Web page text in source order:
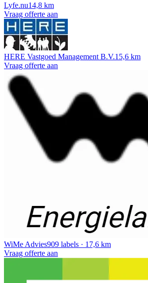
Lyfe.nu14,8 km
Vraag offerte aan
HERE Vastgoed Management B.V.15,6 km
Vraag offerte aan
WiMe Advies909 labels · 17,6 km
Vraag offerte aan